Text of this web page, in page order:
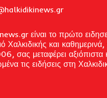
είναι το πρώτο
Χαλκιδικής και
σας μεταφέρει αξιόπιστα
τις ειδήσεις στη